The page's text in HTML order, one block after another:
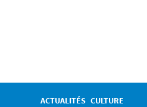
ACTUALITÉS CULTURE